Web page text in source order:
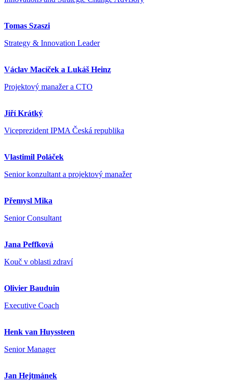
Tomas Szaszi
Strategy & Innovation Leader
Václav Macíček a Lukáš Heinz
Projektový manažer a CTO
Jiří Krátký
Viceprezident IPMA Česká republika
Vlastimil Poláček
Senior konzultant a projektový manažer
Přemysl Mika
Senior Consultant
Jana Peffková
Kouč v oblasti zdraví
Olivier Bauduin
Executive Coach
Henk van Huyssteen
Senior Manager
Jan Hejtmánek